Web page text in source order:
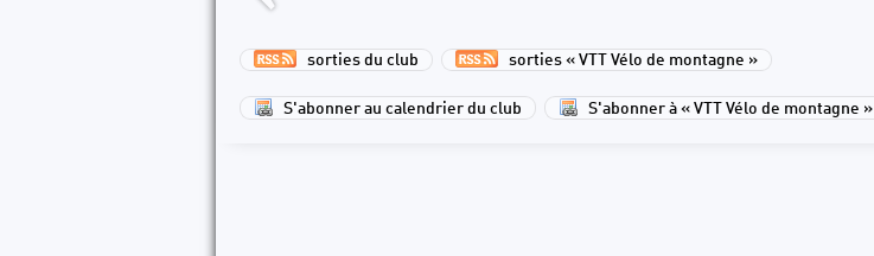
sorties du club sorties « VTT Vélo de montagne »
S'abonner au calendrier du club S'abonner à « VTT Vélo de montagne »